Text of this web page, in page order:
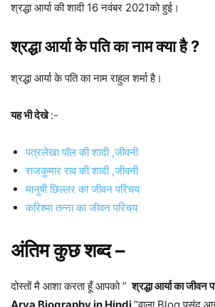
श्रद्धा आर्या की शादी 16 नवंबर 2021को हुई।
श्रद्धा आर्या के पति का नाम क्या है ?
श्रद्धा आर्या के पति का नाम राहुल शर्मा है।
यह भी देखे:-
पत्रलेखा पॉल की शादी ,जीवनी
राजकुमार राव की शादी ,जीवनी
मानुषी छिल्लर का जीवन परिचय
करिश्मा तन्ना का जीवन परिचय
अंतिम कुछ शब्द –
दोस्तों मै आशा करता हूँ आपको ” श्रद्धा आर्या का